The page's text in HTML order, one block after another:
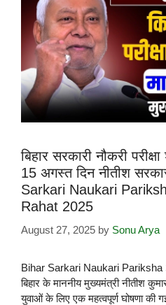
बिहार सरकारी नौकरी
15 अगस्त दिन नीतीश
Sarkari Naukari
Rahat 2025
August 27, 2025 by Sonu Arya
Bihar Sarkari Naukari
बिहार के माननीय मुख्यमंत्री नीतीश
युवाओं के लिए एक महत्वपूर्ण घोषणा की